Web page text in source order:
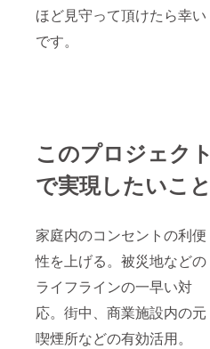
ほど見守って頂けたら幸い
です。
このプロジェクト
で実現したいこと
家庭内のコンセントの利便
性を上げる。被災地などの
ライフラインの一早い対
応。街中、商業施設内の元
喫煙所などの有効活用。